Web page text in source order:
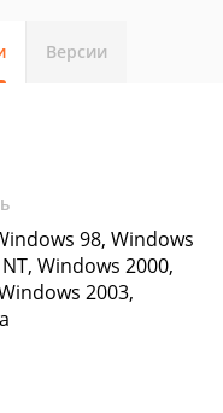
Версии
98, Windows
Windows 2000,
2003,